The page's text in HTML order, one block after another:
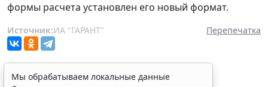
формы расчета установлен его новый формат.
Источник:ИА "ГАРАНТ" Перепечатка
Мы обрабатываем локальные данные